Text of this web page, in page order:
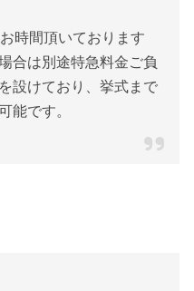
時間頂いております
合は別途特急料金ご負
設けており、挙式まで
能です。